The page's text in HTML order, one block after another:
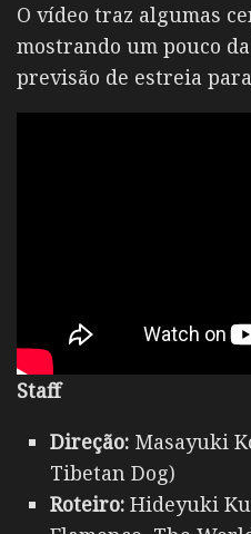
O vídeo traz algumas
mostrando um pouco
previsão de estreia
Staff
Direção: Masayuki
Tibetan Dog)
Roteiro: Hideyuki